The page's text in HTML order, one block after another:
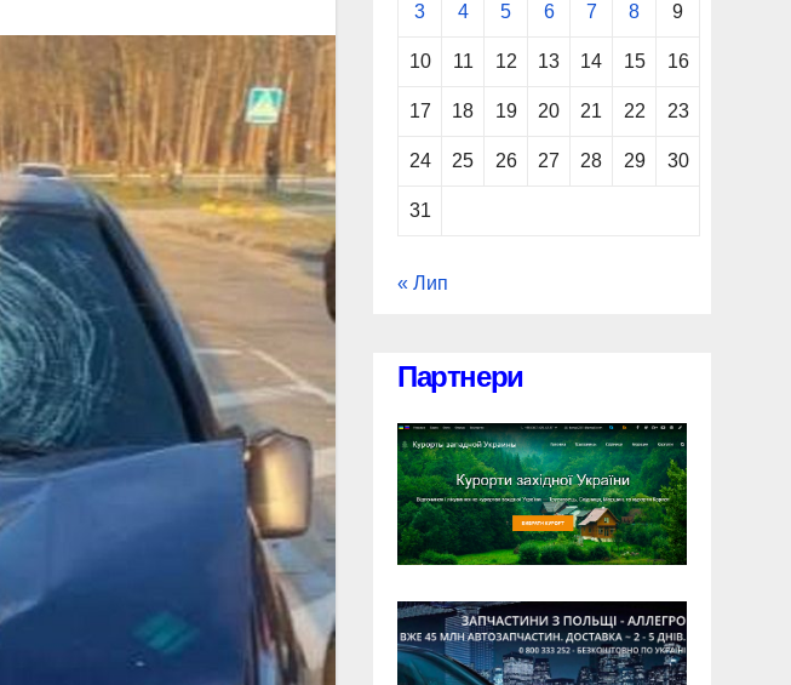
3 4 5 6 7 8 9
10 11 12 13 14 15 16
17 18 19 20 21 22 23
24 25 26 27 28 29 30
31
« Лип
Партнери